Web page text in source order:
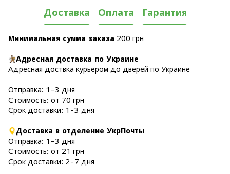
Доставка Оплата Гарантия
Минимальная сумма заказа 200 грн
Адресная доставка по Украине
Адресная доствка курьером до дверей по Украине
Отправка: 1-3 дня
Стоимость: от 70 грн
Срок доставки: 1-3 дня
Доставка в отделение УкрПочты
Отправка: 1-3 дня
Стоимость: от 21 грн
Срок доставки: 2-7 дня